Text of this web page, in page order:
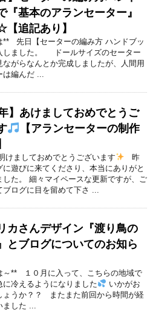
『基本のアランセーター』
追記あり】
** 先日【セーターの編み方 ハンドブッ
しました。 ドールサイズのセーター
ながらなんとか完成しましたが、人間用
は編んだ ...
年】あけましておめでとうご
【アランセーターの制作
けましておめでとうございます
昨
に遊びに来てくださり、本当にありがと
した。 細々マイペースな更新ですが、ご
ブログに目を留めて下さ ...
カさんデザイン『渡り鳥の
とブログについてのお知ら
～** １０月に入って、こちらの地域で
に冷えるようになりました
いかがお
ょうか？？ またまた前回から時間が経
ました ...